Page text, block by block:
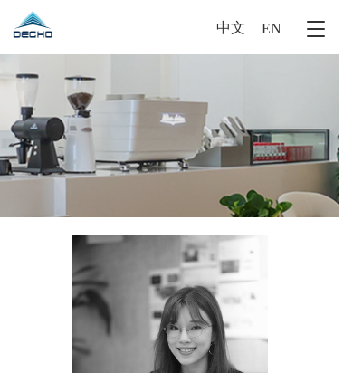
T
n
a
i
g
EN
中文